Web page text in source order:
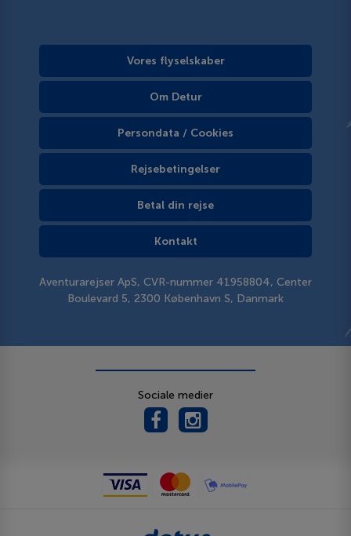
Vores flyselskaber
Om Detur
Persondata / Cookies
Rejsebetingelser
Betal din rejse
Kontakt
Aventurarejser ApS, CVR-nummer 41958804, Center
Boulevard 5, 2300 København S, Danmark
Sociale medier